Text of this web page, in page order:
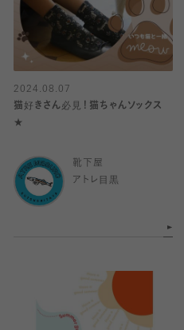
2024.08.07
猫好きさん必見！猫ちゃんソックス
★
靴下屋
アトレ目黒